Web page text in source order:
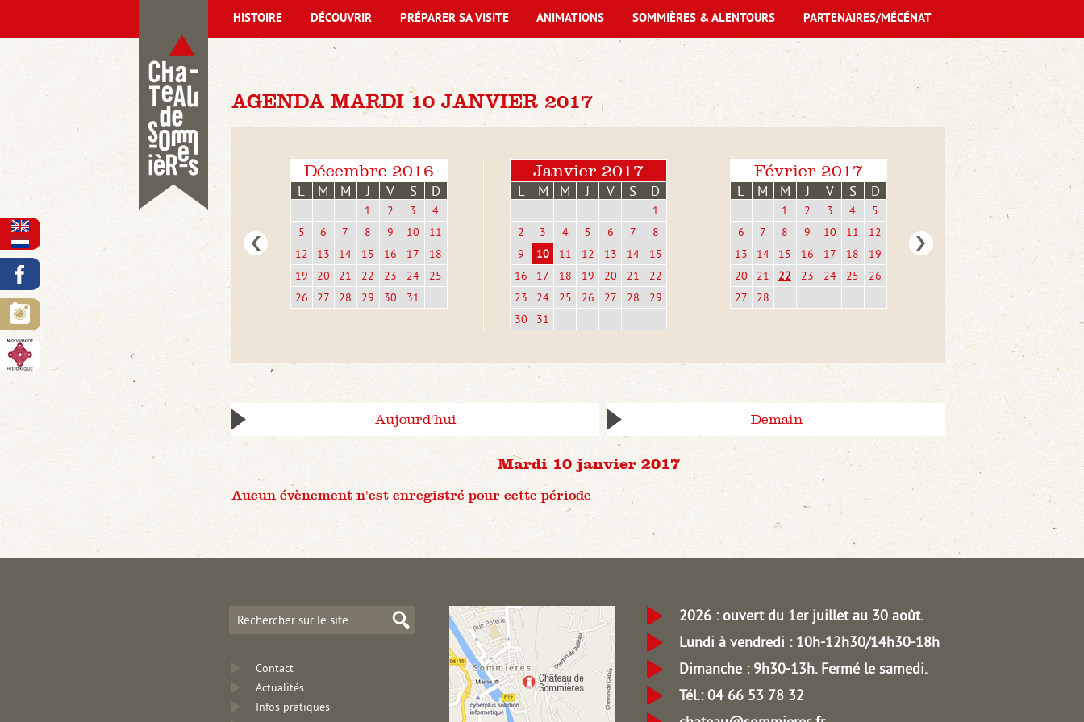
AGENDA MARDI 10 JANVIER 2017
Décembre 2016
L M M J V S D
1 2 3
4
5
6 7 8 9 10
11
12
13 14 15 16 17
18
19
20 21 22 23 24
25
26
27 28 29 30 31
Janvier 2017
L M M J V S D
1
2
3 4 5 6 7
8
9
10 11 12 13 14
15
16
17 18 19 20 21
22
23
24 25 26 27 28
29
30
31
Février 2017
L M M J V S D
1 2 3 4
5
6
7 8 9 10 11
12
13
14 15 16 17 18
19
20
21 22 23 24 25
26
27
28
Aujourd'hui Demain
Mardi 10 janvier 2017
Aucun évènement n'est enregistré pour cette période
HISTOIRE DÉCOUVRIR PRÉPARER SA VISITE ANIMATIONS SOMMIÈRES & ALENTOURS PARTENAIRES/MÉCÉNAT
Contact
Actualités
Infos pratiques
2026 : ouvert du 1er juillet au 30 août.
Lundi à vendredi : 10h-12h30/14h30-18h
Dimanche : 9h30-13h. Fermé le samedi.
Tél.: 04 66 53 78 32